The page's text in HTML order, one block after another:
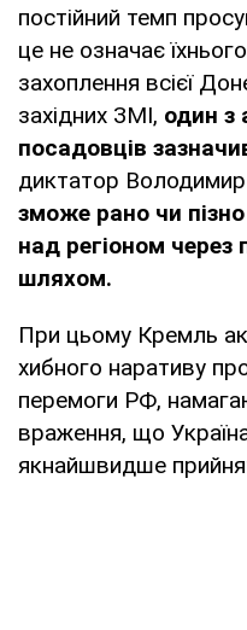
постійний темп
це не означає
захоплення всієї
західних ЗМІ, один з
посадовців
диктатор Володимир
зможе рано чи
над регіоном
шляхом.
При цьому Кремль
хибного наративу
перемоги РФ,
враження, що
якнайшвидше